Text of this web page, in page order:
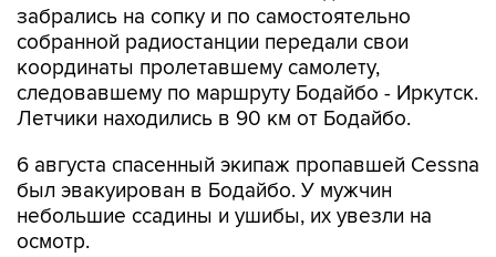
забрались на сопку и по самостоятельно
собранной радиостанции передали свои
координаты пролетавшему самолету,
следовавшему по маршруту Бодайбо - Иркутск.
Летчики находились в 90 км от Бодайбо.
6 августа спасенный экипаж пропавшей Cessna
был эвакуирован в Бодайбо. У мужчин
небольшие ссадины и ушибы, их увезли на
осмотр.